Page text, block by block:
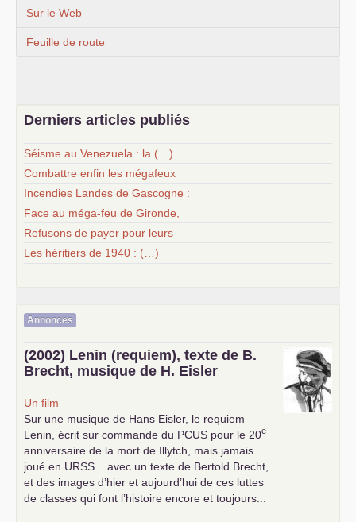
Sur le Web
Feuille de route
Derniers articles publiés
Séisme au Venezuela : la (…)
Combattre enfin les mégafeux
Incendies Landes de Gascogne :
Face au méga-feu de Gironde,
Refusons de payer pour leurs
Les héritiers de 1940 : (…)
Annonces
(2002) Lenin (requiem), texte de B.
Brecht, musique de H. Eisler
Un film
Sur une musique de Hans Eisler, le requiem
Lenin, écrit sur commande du PCUS pour le 20e
anniversaire de la mort de Illytch, mais jamais
joué en URSS ... avec un texte de Bertold Brecht,
et des images d’hier et aujourd’hui de ces luttes
de classes qui font l’histoire encore et toujours...